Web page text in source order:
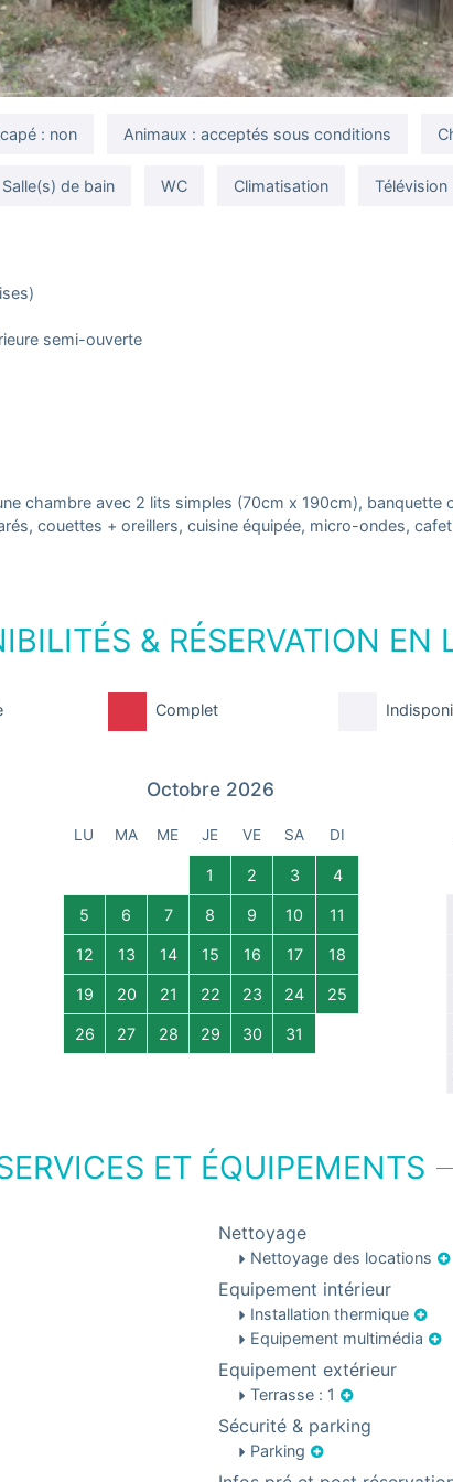
: non Animaux : acceptés sous conditions
Salle(s) de bain WC Climatisation Télévision
semi-ouverte
chambre avec 2 lits simples (70cm x 190cm), banquette
couettes + oreillers, cuisine équipée, micro-ondes,
& RÉSERVATION EN
Complet
Octobre 2026
LU MA ME JE VE SA DI
1 2 3 4
5 6 7 8 9 10 11
12 13 14 15 16 17 18
19 20 21 22 23 24 25
26 27 28 29 30 31
ET ÉQUIPEMENTS
Nettoyage
Nettoyage des locations
Equipement intérieur
Installation thermique
Equipement multimédia
Equipement extérieur
Terrasse : 1
Sécurité & parking
Parking